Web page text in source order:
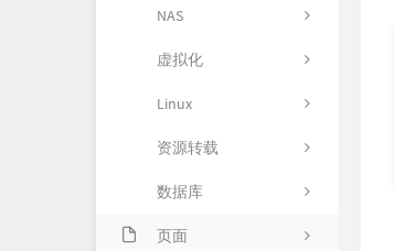
NAS
虚拟化
Linux
资源转载
数据库
页面